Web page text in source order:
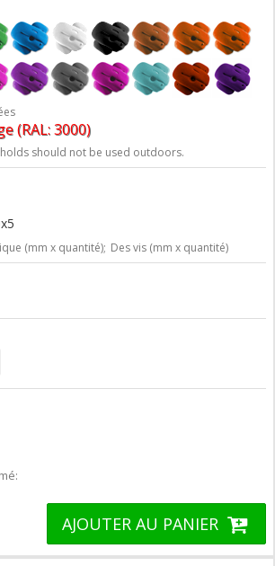
(RAL: 3000)
should not be used outdoors.
(mm x quantité); Des vis (mm x quantité)
AJOUTER AU PANIER